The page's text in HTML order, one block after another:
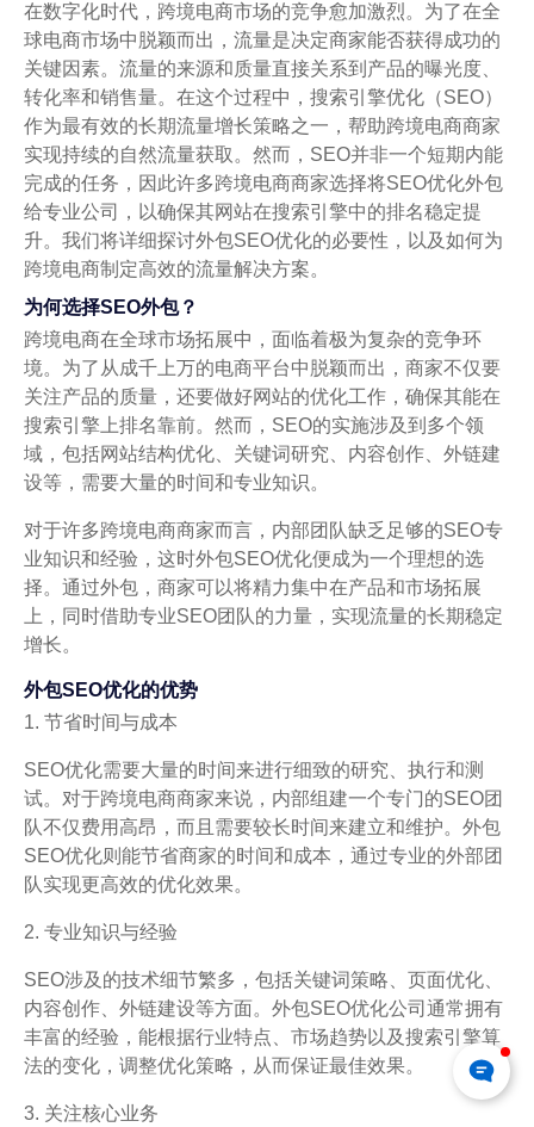
在数字化时代，跨境电商市场的竞争愈加激烈。为了在全
球电商市场中脱颖而出，流量是决定商家能否获得成功的
关键因素。流量的来源和质量直接关系到产品的曝光度、
转化率和销售量。在这个过程中，搜索引擎优化（SEO）
作为最有效的长期流量增长策略之一，帮助跨境电商商家
实现持续的自然流量获取。然而，SEO并非一个短期内能
完成的任务，因此许多跨境电商商家选择将SEO优化外包
给专业公司，以确保其网站在搜索引擎中的排名稳定提
升。我们将详细探讨外包SEO优化的必要性，以及如何为
跨境电商制定高效的流量解决方案。
为何选择SEO外包？
跨境电商在全球市场拓展中，面临着极为复杂的竞争环
境。为了从成千上万的电商平台中脱颖而出，商家不仅要
关注产品的质量，还要做好网站的优化工作，确保其能在
搜索引擎上排名靠前。然而，SEO的实施涉及到多个领
域，包括网站结构优化、关键词研究、内容创作、外链建
设等，需要大量的时间和专业知识。
对于许多跨境电商商家而言，内部团队缺乏足够的SEO专
业知识和经验，这时外包SEO优化便成为一个理想的选
择。通过外包，商家可以将精力集中在产品和市场拓展
上，同时借助专业SEO团队的力量，实现流量的长期稳定
增长。
外包SEO优化的优势
1. 节省时间与成本
SEO优化需要大量的时间来进行细致的研究、执行和测
试。对于跨境电商商家来说，内部组建一个专门的SEO团
队不仅费用高昂，而且需要较长时间来建立和维护。外包
SEO优化则能节省商家的时间和成本，通过专业的外部团
队实现更高效的优化效果。
2. 专业知识与经验
SEO涉及的技术细节繁多，包括关键词策略、页面优化、
内容创作、外链建设等方面。外包SEO优化公司通常拥有
丰富的经验，能根据行业特点、市场趋势以及搜索引擎算
法的变化，调整优化策略，从而保证最佳效果。
3. 关注核心业务